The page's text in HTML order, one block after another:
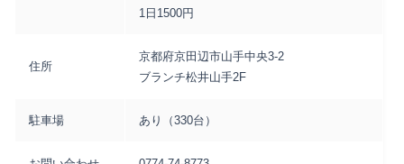
1日1500円
住所
京都府京田辺市山手中央3-2
ブランチ松井山手2F
駐車場 あり（330台）